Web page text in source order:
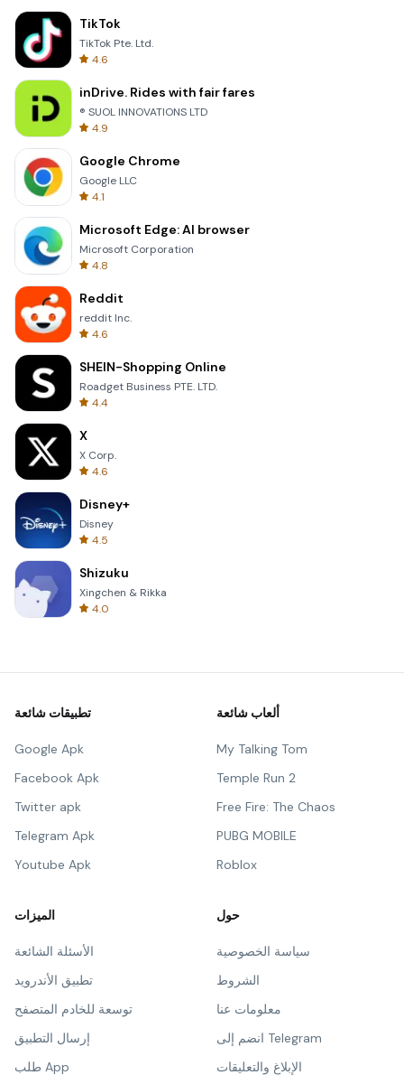
TikTok
TikTok Pte. Ltd.
4.6
inDrive. Rides with fair fares
® SUOL INNOVATIONS LTD
4.9
Google Chrome
Google LLC
4.1
Microsoft Edge: AI browser
Microsoft Corporation
4.8
Reddit
reddit Inc.
4.6
SHEIN-Shopping Online
Roadget Business PTE. LTD.
4.4
X
X Corp.
4.6
Disney+
Disney
4.5
Shizuku
Xingchen & Rikka
4.0
تطبيقات شائعة
Google Apk
Facebook Apk
Twitter apk
Telegram Apk
Youtube Apk
ألعاب شائعة
My Talking Tom
Temple Run 2
Free Fire: The Chaos
PUBG MOBILE
Roblox
الميزات
الأسئلة الشائعة
تطبيق الأندرويد
توسعة للخادم المتصفح
إرسال التطبيق
طلب App
حول
سياسة الخصوصية
الشروط
معلومات عنا
انضم إلى Telegram
الإبلاغ والتعليقات